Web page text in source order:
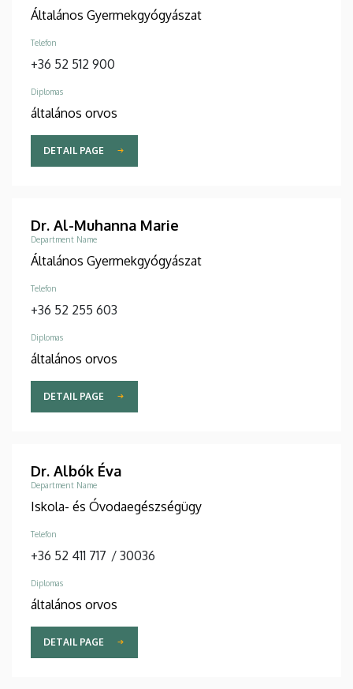
Általános Gyermekgyógyászat
Telefon
+36 52 512 900
Diplomas
általános orvos
DETAIL PAGE
Dr. Al-Muhanna Marie
Department Name
Általános Gyermekgyógyászat
Telefon
+36 52 255 603
Diplomas
általános orvos
DETAIL PAGE
Dr. Albók Éva
Department Name
Iskola- és Óvodaegészségügy
Telefon
+36 52 411 717 / 30036
Diplomas
általános orvos
DETAIL PAGE